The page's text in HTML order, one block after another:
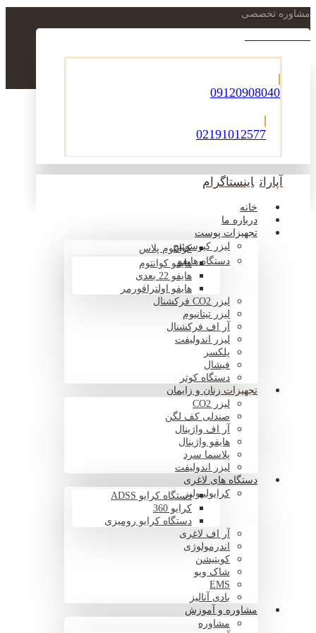
مشاوره تخصصی
09120908040
02191012577
آپارات اینستاگرام
خانه
درباره ما
تجهیزات پوست
لیزر کیوسوئیچکوانتوم پلاس
دستگاه هایفوهایفو کوانتوم
هایفو 22 بعدی
هایفو اولترافورمر
لیزر CO2 فرکشنال
لیزر تیتانیوم
آر اف فرکشنال
لیزر اندولیفت
پلکسر
فیشال
دستگاه کوتر
تجهیزات زنان و زایمان
لیزر CO2
صندلی کف لگن
آر اف واژینال
هایفو واژینال
پلاسما سرد
لیزر اندولیفت
دستگاه های لاغری
کرایولیپولیزدستگاه کرایو ADSS
کرایو 360
دستگاه کرایو رومیزی
آر اف لاغری
اندرمولوژی
کویتیشن
شاک ویو
EMS
بادی آنالیز
مشاوره و آموزش
مشاوره